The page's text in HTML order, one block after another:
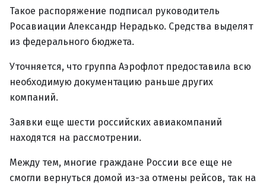
Такое распоряжение подписал руководитель
Росавиации Александр Нерадько. Средства выделят
из федерального бюджета.
Уточняется, что группа Аэрофлот предоставила всю
необходимую документацию раньше других
компаний.
Заявки еще шести российских авиакомпаний
находятся на рассмотрении.
Между тем, многие граждане России все еще не
смогли вернуться домой из-за отмены рейсов, так на